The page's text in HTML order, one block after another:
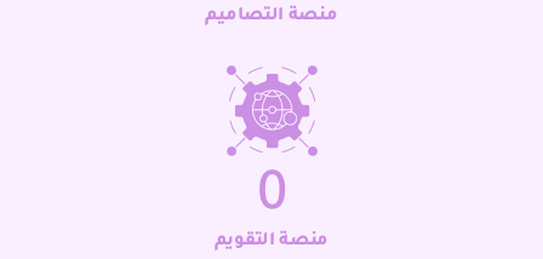
منصة التصاميم
منصة التقويم
0